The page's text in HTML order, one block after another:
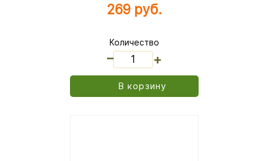
269 руб.
Количество
+
В корзину